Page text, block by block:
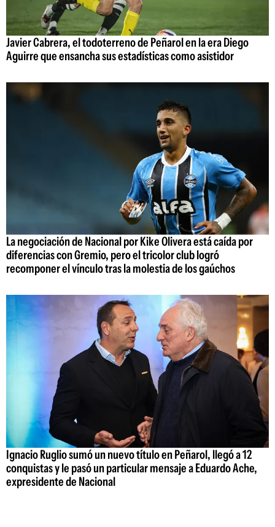
Javier Cabrera, el todoterreno de Peñarol en la era Diego
Aguirre que ensancha sus estadísticas como asistidor
La negociación de Nacional por Kike Olivera está caída por
diferencias con Gremio, pero el tricolor club logró
recomponer el vínculo tras la molestia de los gaúchos
Ignacio Ruglio sumó un nuevo título en Peñarol, llegó a 12
conquistas y le pasó un particular mensaje a Eduardo Ache,
expresidente de Nacional